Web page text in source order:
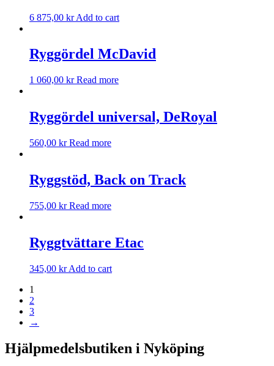
6 875,00 kr Add to cart
Ryggördel McDavid
1 060,00 kr Read more
Ryggördel universal, DeRoyal
560,00 kr Read more
Ryggstöd, Back on Track
755,00 kr Read more
Ryggtvättare Etac
345,00 kr Add to cart
1
2
3
→
Hjälpmedelsbutiken i Nyköping